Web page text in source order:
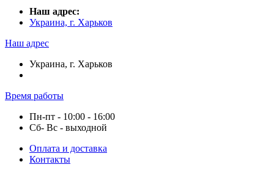
Наш адрес:
Украина, г. Харьков
Наш адрес
Украина, г. Харьков
Время работы
Пн-пт - 10:00 - 16:00
Сб- Вс - выходной
Оплата и доставка
Контакты